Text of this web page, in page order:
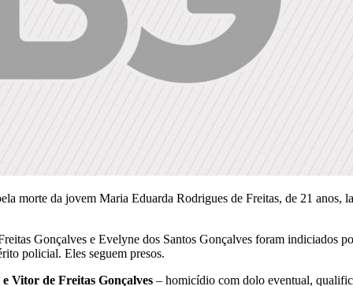
morte da jovem Maria Eduarda Rodrigues de Freitas, de 21 anos,
Gonçalves e Evelyne dos Santos Gonçalves foram indiciados
policial. Eles seguem presos.
Vitor de Freitas Gonçalves – homicídio com dolo eventual,